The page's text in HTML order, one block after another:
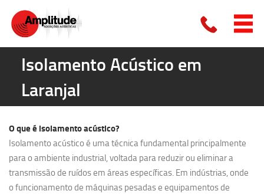
Isolamento Acústico em
Laranjal
O que é isolamento acústico?
Isolamento acústico é uma técnica fundamental principalmente
para o ambiente industrial, voltada para reduzir ou eliminar a
transmissão de ruídos em áreas específicas. Em indústrias, onde
o funcionamento de máquinas pesadas e equipamentos de